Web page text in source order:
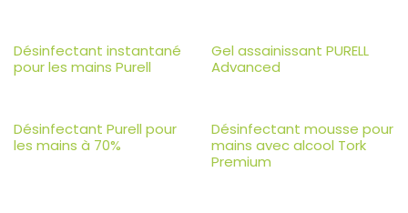
Désinfectant instantané
pour les mains Purell
Gel assainissant PURELL
Advanced
Désinfectant Purell pour
les mains à 70%
Désinfectant mousse pour
mains avec alcool Tork
Premium